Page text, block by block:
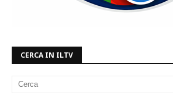
CERCA IN ILTV